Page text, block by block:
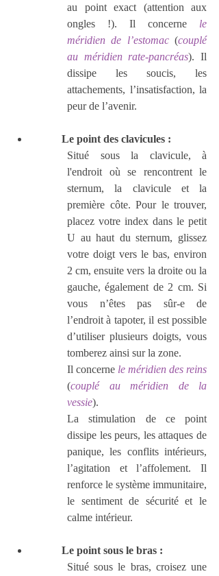
au point exact (attention aux
ongles !). Il concerne le
méridien de l’estomac (couplé
au méridien rate-pancréas). Il
dissipe les soucis, les
attachements, l’insatisfaction, la
peur de l’avenir.
Le point des clavicules :
Situé sous la clavicule, à
l'endroit où se rencontrent le
sternum, la clavicule et la
première côte. Pour le trouver,
placez votre index dans le petit
U au haut du sternum, glissez
votre doigt vers le bas, environ
2 cm, ensuite vers la droite ou la
gauche, également de 2 cm. Si
vous n’êtes pas sûr-e de
l’endroit à tapoter, il est possible
d’utiliser plusieurs doigts, vous
tomberez ainsi sur la zone.
Il concerne le méridien des reins
(couplé au méridien de la
vessie).
La stimulation de ce point
dissipe les peurs, les attaques de
panique, les conflits intérieurs,
l’agitation et l’affolement. Il
renforce le système immunitaire,
le sentiment de sécurité et le
calme intérieur.
Le point sous le bras :
Situé sous le bras, croisez une